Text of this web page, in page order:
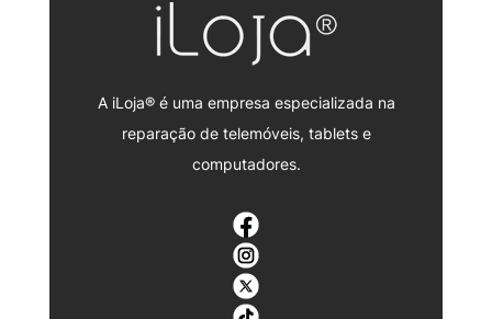
reparações Apple.
A iLoja® é uma empresa especializada na
reparação de telemóveis, tablets e
computadores.